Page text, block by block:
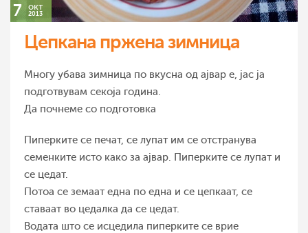
7 окт
2013
Цепкана пржена зимница
Многу убава зимница по вкусна од ајвар е, јас ја
подготвувам секоја година.
Да почнеме со подготовка
Пиперките се печат, се лупат им се отстранува
семенките исто како за ајвар. Пиперките се лупат и
се цедат.
Потоа се земаат една по една и се цепкаат, се
ставаат во цедалка да се цедат.
Водата што се исцедила пиперките се врие